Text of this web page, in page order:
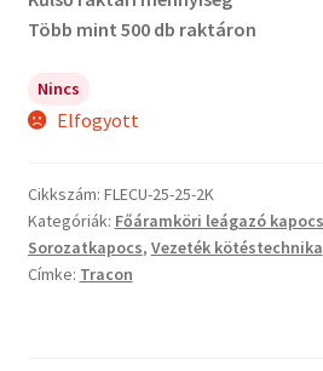
Több mint 500 db raktáron
Nincs
Elfogyott
Cikkszám: FLECU-25-25-2K
Kategóriák: Főáramköri leágazó
Sorozatkapocs, Vezeték kötéstechnika
Címke: Tracon